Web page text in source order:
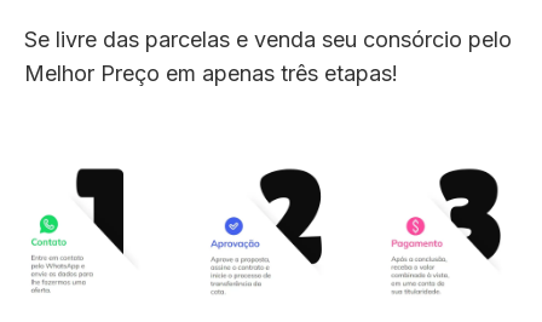
Se livre das parcelas e venda seu consórcio pelo
Melhor Preço em apenas três etapas!